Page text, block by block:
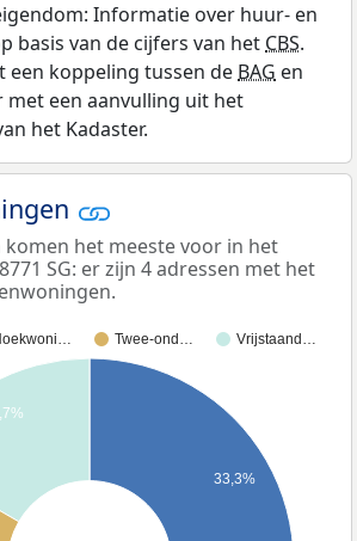
Informatie over huur- en
basis van de cijfers van het CBS.
een koppeling tussen de BAG en
met een aanvulling uit het
het Kadaster.
het meeste voor in het
SG: er zijn 4 adressen met het
Twee-ond… Vrijstaand…
33,3%